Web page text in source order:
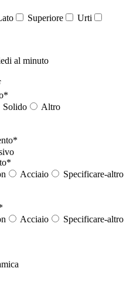
Superiore
Urti
al minuto
*
Solido
Altro
*
*
Acciaio
Specificare-altro
Acciaio
Specificare-altro